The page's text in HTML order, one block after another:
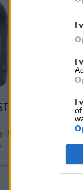
I
I
I
(5)
- € 19,80 /